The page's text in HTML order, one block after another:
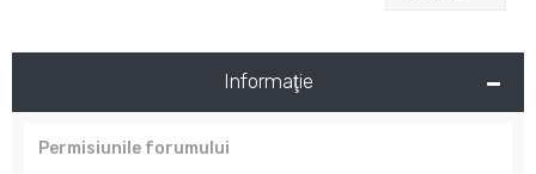
Informaţie
Permisiunile forumului